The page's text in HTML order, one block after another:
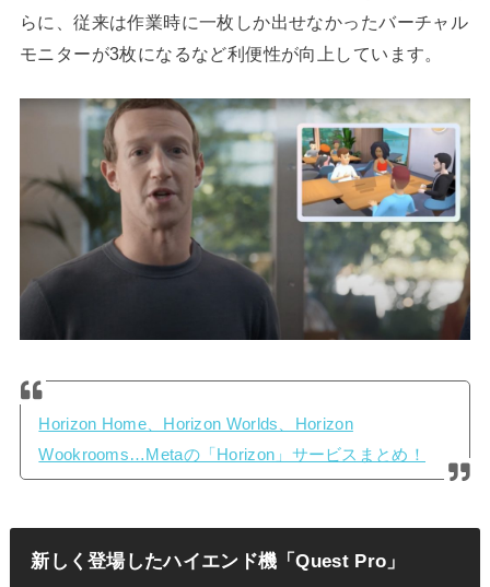
らに、従来は作業時に一枚しか出せなかったバーチャル
モニターが3枚になるなど利便性が向上しています。
Horizon Home、Horizon Worlds、Horizon
Wookrooms…Metaの「Horizon」サービスまとめ！
新しく登場したハイエンド機「Quest Pro」